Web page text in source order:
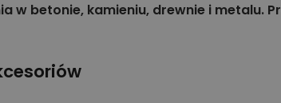
w betonie, kamieniu, drewnie i metalu.